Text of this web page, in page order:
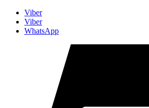
Viber
Viber
WhatsApp